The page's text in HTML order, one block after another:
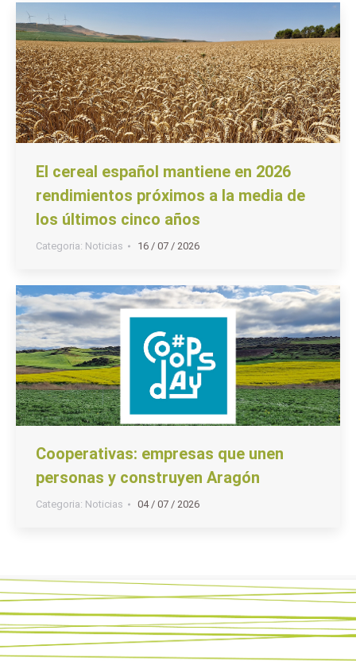
El cereal español mantiene en 2026
rendimientos próximos a la media de
los últimos cinco años
Categoria: Noticias 16 / 07 / 2026
Cooperativas: empresas que unen
personas y construyen Aragón
Categoria: Noticias 04 / 07 / 2026